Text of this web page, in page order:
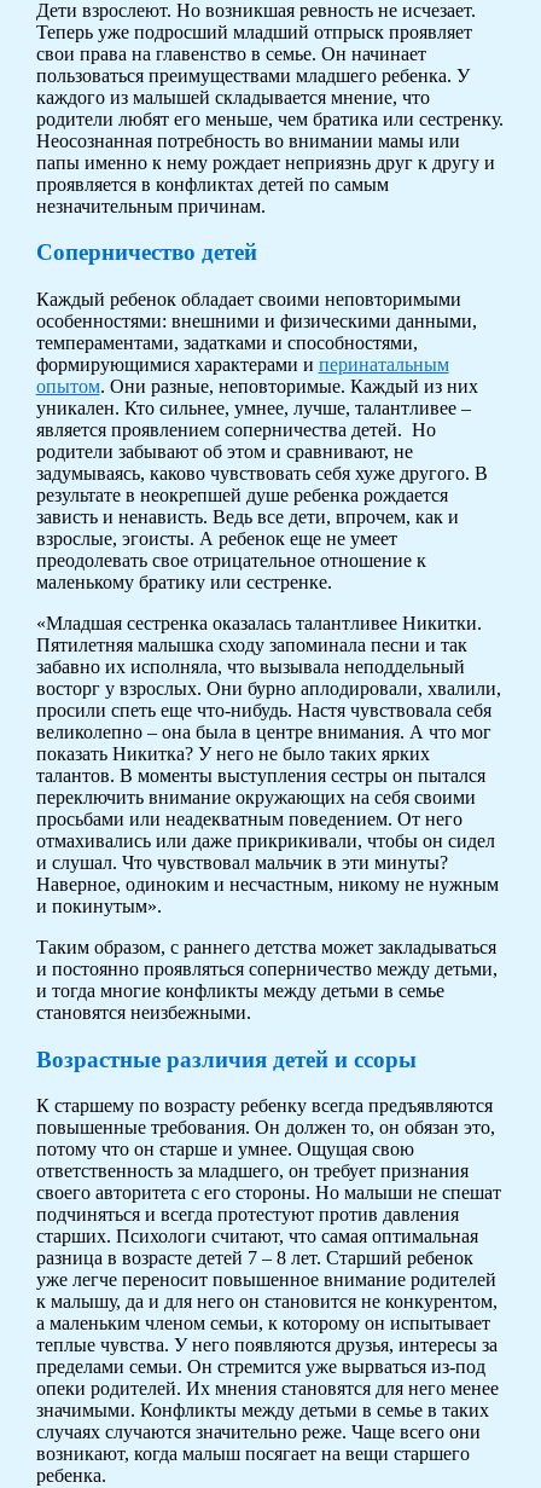
Дети взрослеют. Но возникшая ревность не исчезает.
Теперь уже подросший младший отпрыск проявляет
свои права на главенство в семье. Он начинает
пользоваться преимуществами младшего ребенка. У
каждого из малышей складывается мнение, что
родители любят его меньше, чем братика или сестренку.
Неосознанная потребность во внимании мамы или
папы именно к нему рождает неприязнь друг к другу и
проявляется в конфликтах детей по самым
незначительным причинам.
Соперничество детей
Каждый ребенок обладает своими неповторимыми
особенностями: внешними и физическими данными,
темпераментами, задатками и способностями,
формирующимися характерами и перинатальным
опытом. Они разные, неповторимые. Каждый из них
уникален. Кто сильнее, умнее, лучше, талантливее –
является проявлением соперничества детей. Но
родители забывают об этом и сравнивают, не
задумываясь, каково чувствовать себя хуже другого. В
результате в неокрепшей душе ребенка рождается
зависть и ненависть. Ведь все дети, впрочем, как и
взрослые, эгоисты. А ребенок еще не умеет
преодолевать свое отрицательное отношение к
маленькому братику или сестренке.
«Младшая сестренка оказалась талантливее Никитки.
Пятилетняя малышка сходу запоминала песни и так
забавно их исполняла, что вызывала неподдельный
восторг у взрослых. Они бурно аплодировали, хвалили,
просили спеть еще что-нибудь. Настя чувствовала себя
великолепно – она была в центре внимания. А что мог
показать Никитка? У него не было таких ярких
талантов. В моменты выступления сестры он пытался
переключить внимание окружающих на себя своими
просьбами или неадекватным поведением. От него
отмахивались или даже прикрикивали, чтобы он сидел
и слушал. Что чувствовал мальчик в эти минуты?
Наверное, одиноким и несчастным, никому не нужным
и покинутым».
Таким образом, с раннего детства может закладываться
и постоянно проявляться соперничество между детьми,
и тогда многие конфликты между детьми в семье
становятся неизбежными.
Возрастные различия детей и ссоры
К старшему по возрасту ребенку всегда предъявляются
повышенные требования. Он должен то, он обязан это,
потому что он старше и умнее. Ощущая свою
ответственность за младшего, он требует признания
своего авторитета с его стороны. Но малыши не спешат
подчиняться и всегда протестуют против давления
старших. Психологи считают, что самая оптимальная
разница в возрасте детей 7 – 8 лет. Старший ребенок
уже легче переносит повышенное внимание родителей
к малышу, да и для него он становится не конкурентом,
а маленьким членом семьи, к которому он испытывает
теплые чувства. У него появляются друзья, интересы за
пределами семьи. Он стремится уже вырваться из-под
опеки родителей. Их мнения становятся для него менее
значимыми. Конфликты между детьми в семье в таких
случаях случаются значительно реже. Чаще всего они
возникают, когда малыш посягает на вещи старшего
ребенка.